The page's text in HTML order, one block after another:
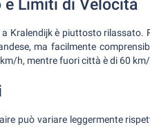
e Limiti di Velocità
Kralendijk è piuttosto rilassato.
ma facilmente
h, mentre fuori città è di 60
può variare leggermente